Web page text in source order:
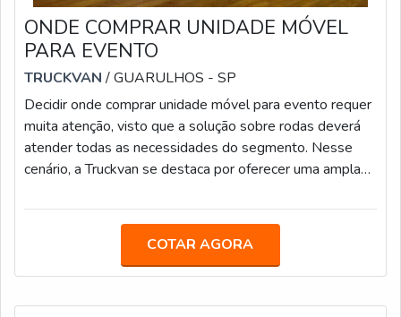
ONDE COMPRAR UNIDADE MÓVEL
PARA EVENTO
TRUCKVAN/ GUARULHOS - SP
Decidir onde comprar unidade móvel para evento requer
muita atenção, visto que a solução sobre rodas deverá
atender todas as necessidades do segmento. Nesse
cenário, a Truckvan se destaca por oferecer uma ampla
Entre eles: Veículos de Luxo para Transporte Executivo
caminhões e módulos (contêineres) que podem ser
customizados como Showroom, Loja, Museu, Estande,
COTAR AGORA